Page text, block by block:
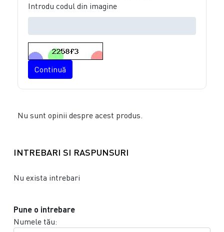
Introdu codul din imagine
Continuă
Nu sunt opinii despre acest produs.
INTREBARI SI RASPUNSURI
Nu exista intrebari
Pune o intrebare
Numele tău: